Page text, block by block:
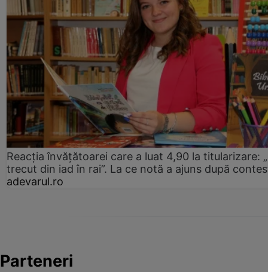
Reacția învățătoarei care a luat 4,90 la titularizare:
trecut din iad în rai”. La ce notă a ajuns după
adevarul.ro
Parteneri